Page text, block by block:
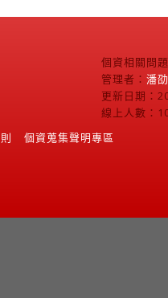
個資相關問
管理者： 潘
更新日期：
線上人數：
個資蒐集聲明專區